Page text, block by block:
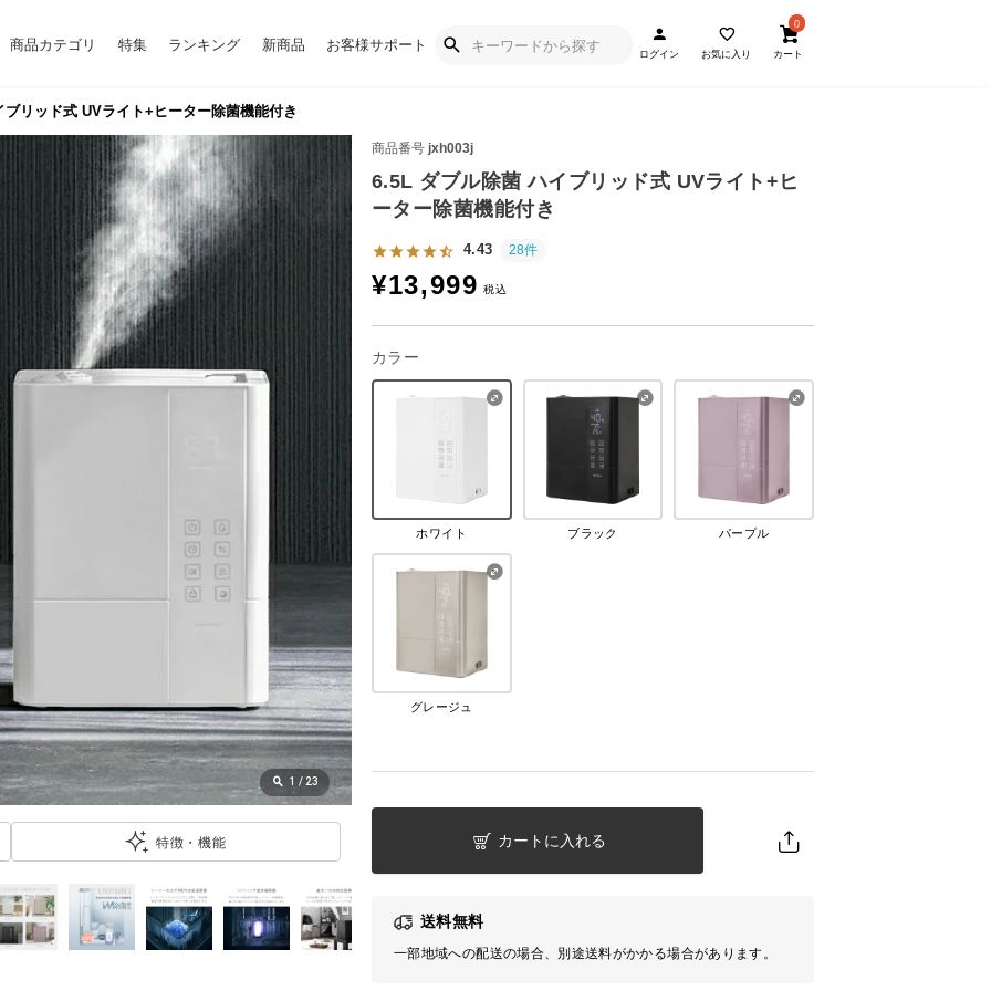
商品カテゴリ 特集 ランキング 新商品 お客様サポート
ログイン お気に入り
0
カート
リッド式 UVライト+ヒーター除菌機能付き
商品番号 jxh003j
6.5L ダブル除菌 ハイブリッド式 UVライト+ヒ
ーター除菌機能付き
4.43 28件
¥13,999
カラー
ホワイト ブラック パープル
グレージュ
カートに入れる
送料無料
一部地域への配送の場合、別途送料がかかる場合があります。
1 / 23
特徴・機能